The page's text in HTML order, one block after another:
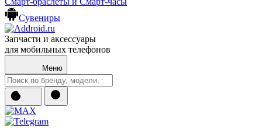
Сувениры
Запчасти и аксессуары
для мобильных телефонов
Меню